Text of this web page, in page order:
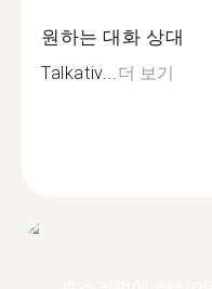
원하는 대화 상대
Talkativ...더 보기